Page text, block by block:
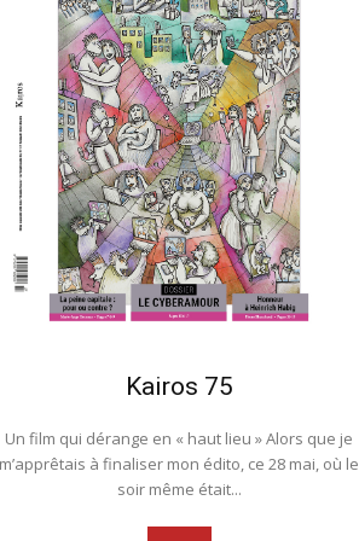
Kairos 75
Un film qui dérange en « haut lieu » Alors que je
m’apprêtais à finaliser mon édito, ce 28 mai, où le
soir même était...